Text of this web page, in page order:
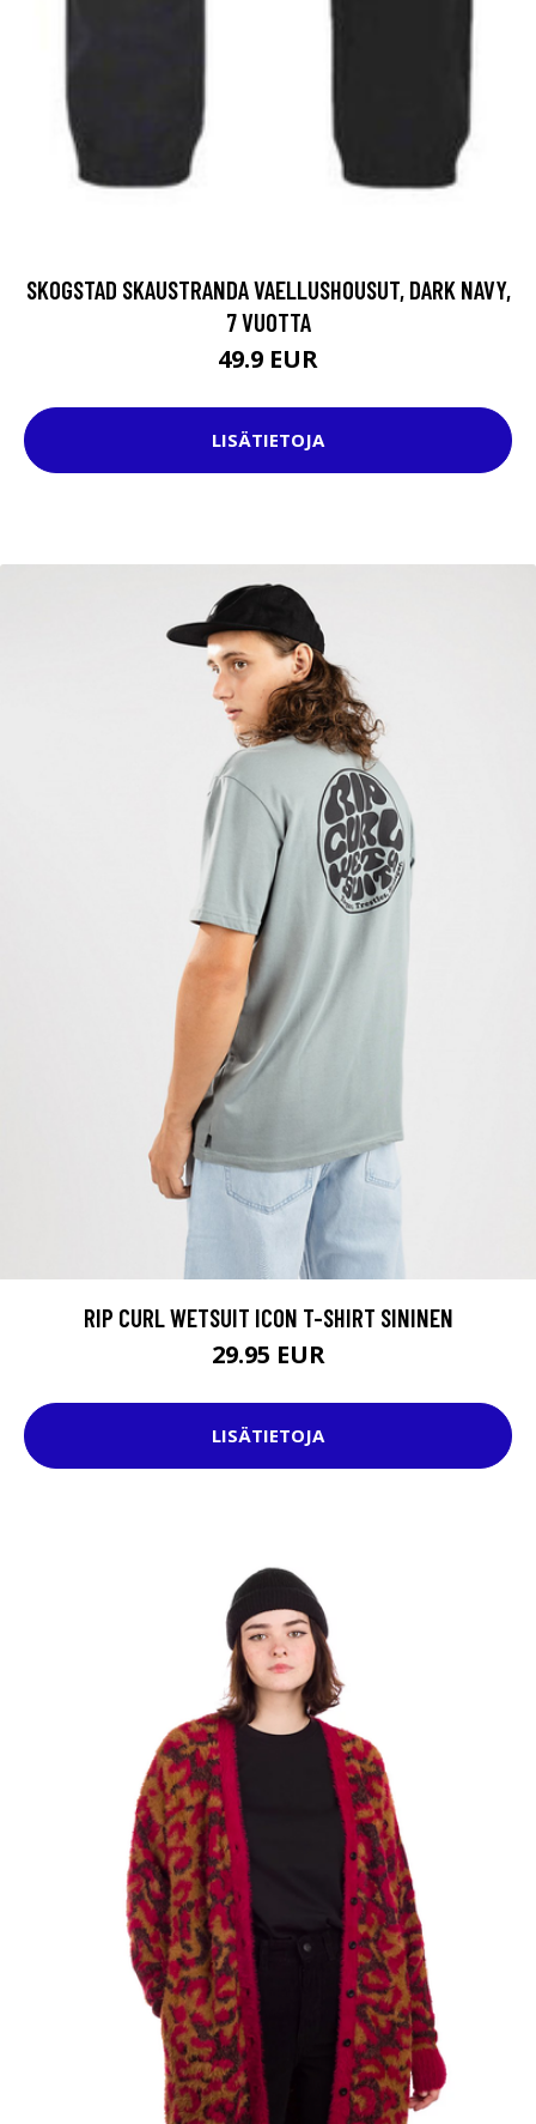
SKOGSTAD SKAUSTRANDA VAELLUSHOUSUT, DARK NAVY,
7 VUOTTA
49.9 EUR
LISÄTIETOJA
RIP CURL WETSUIT ICON T-SHIRT SININEN
29.95 EUR
LISÄTIETOJA